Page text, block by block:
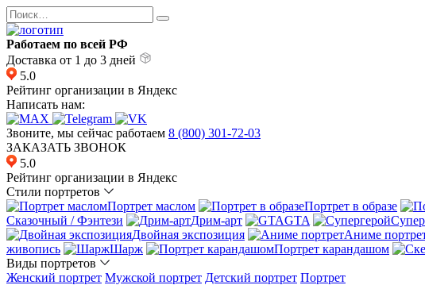
Перейти
к
содержанию
Search
for:
Работаем по всей РФ
Доставка от 1 до 3 дней
5.0
Рейтинг организации в Яндекс
Написать нам:
Звоните, мы сейчас работаем 8 (800) 301-72-03
ЗАКАЗАТЬ ЗВОНОК
5.0
Рейтинг организации в Яндекс
Стили портретов
Портрет маслом
Портрет в образе
Сказочный / Фэнтези
Дрим-арт GTA
Двойная экспозиция
Аниме
живопись
Шарж Портрет карандашом
Виды портретов
Женский портрет Мужской портрет Детский портрет Портрет